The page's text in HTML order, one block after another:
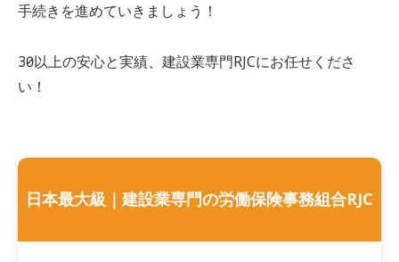
手続きを進めていきましょう！
30年以上の安心と実績、建設業専門RJCにお任せくださ
い！
日本最大級｜建設業専門の労働保険事務組合RJC